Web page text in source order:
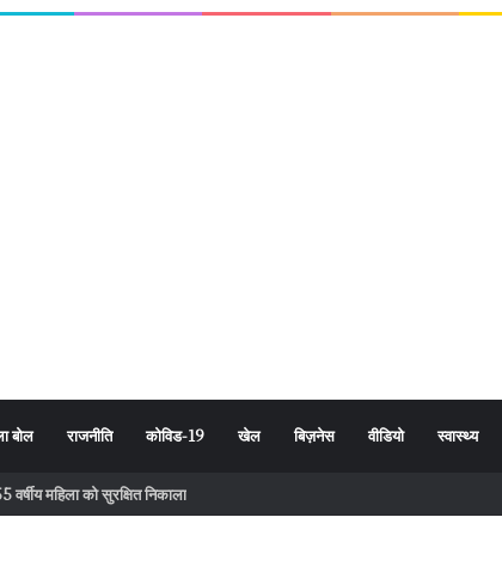
बोल राजनीति कोविड-19 खेल बिज़नेस वीडियो स्वास्थ्य
महिला को सुरक्षित निकाला